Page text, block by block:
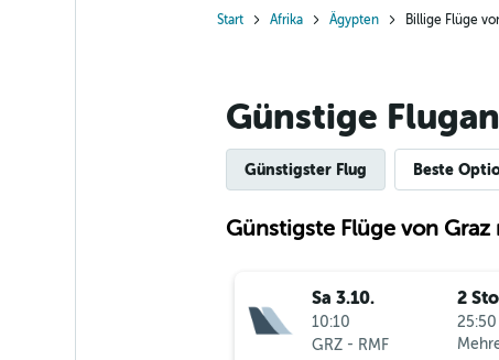
Start Afrika Ägypten Billige Flüge
Günstige
Günstigster Flug Beste
Günstigste Flüge von Graz
Sa 3.10.
10:10
GRZ- RMF
2
25:50